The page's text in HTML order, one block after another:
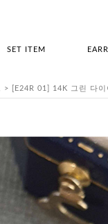
SET ITEM
> [E24R 01] 14K 그린 다